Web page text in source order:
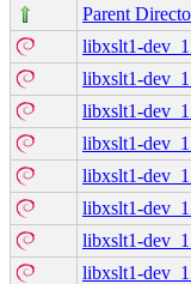
Parent
libxslt1-
libxslt1-
libxslt1-
libxslt1-
libxslt1-
libxslt1-
libxslt1-
libxslt1-